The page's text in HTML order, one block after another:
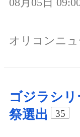
オリコンニュ
ゴジラシ
祭選出
35